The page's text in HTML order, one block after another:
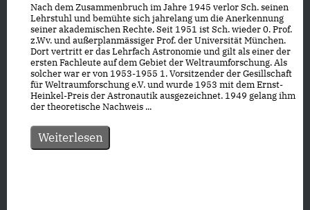
Nach dem Zusammenbruch im Jahre 1945 verlor Sch. seinen
Lehrstuhl und bemühte sich jahrelang um die Anerkennung
seiner akademischen Rechte. Seit 1951 ist Sch. wieder 0. Prof.
z.Wv. und außerplanmässiger Prof. der Universität München.
Dort vertritt er das Lehrfach Astronomie und gilt als einer der
ersten Fachleute auf dem Gebiet der Weltraumforschung. Als
solcher war er von 1953-1955 1. Vorsitzender der Gesillschaft
für Weltraumforschung e.V. und wurde 1953 mit dem Ernst-
Heinkel-Preis der Astronautik ausgezeichnet. 1949 gelang ihm
der theoretische Nachweis ...
Weiterlesen